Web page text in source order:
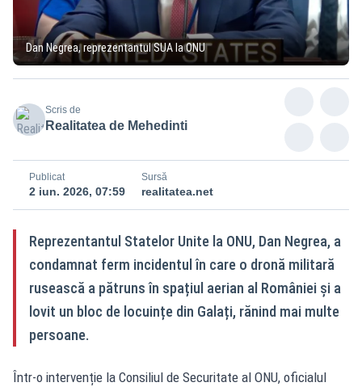
Dan Negrea, reprezentantul SUA la ONU
Scris de
Realitatea de Mehedinti
Publicat
2 iun. 2026, 07:59
Sursă
realitatea.net
Reprezentantul Statelor Unite la ONU, Dan Negrea, a
condamnat ferm incidentul în care o dronă militară
rusească a pătruns în spațiul aerian al României și a
lovit un bloc de locuințe din Galați, rănind mai multe
persoane.
Într-o intervenție la Consiliul de Securitate al ONU, oficialul